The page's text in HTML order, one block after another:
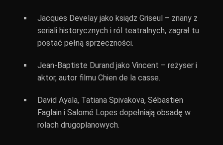
Jacques Develay jako ksiądz Griseul – znany z
seriali historycznych i ról teatralnych, zagrał tu
postać pełną sprzeczności.
Jean-Baptiste Durand jako Vincent – reżyser i
aktor, autor filmu Chien de la casse.
David Ayala, Tatiana Spivakova, Sébastien
Faglain i Salomé Lopes dopełniają obsadę w
rolach drugoplanowych.